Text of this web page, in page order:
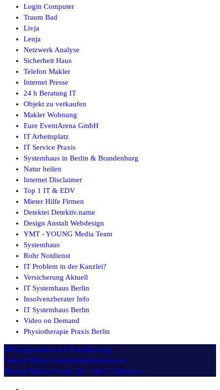
Login Computer
Traum Bad
Livja
Lenja
Netzwerk Analyse
Sicherheit Haus
Telefon Makler
Internet Presse
24 h Beratung IT
Objekt zu verkaufen
Makler Wohnung
Eure EventArena GmbH
IT Arbeitsplatz
IT Service Praxis
Systemhaus in Berlin & Brandenburg
Natur heilen
Internet Disclaimer
Top 1 IT & EDV
Mieter Hilfe Firmen
Detektei Detektiv.name
Design Anstalt Webdesign
YMT - YOUNG Media Team
Systemhaus
Rohr Notdienst
IT Problem in der Kanzlei?
Versicherung Aktuell
IT Systemhaus Berlin
Insolvenzberater Info
IT Systemhaus Berlin
Video on Demand
Physiotherapie Praxis Berlin
Öffnungszeiten nach Vereinbarung
Telefon Makler team@telefonmakler.de
Telefon Makler Poststr. 26 - 14612 Falkensee